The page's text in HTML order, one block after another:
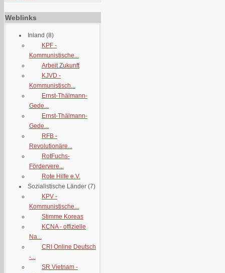
Weblinks
Inland (8)
KPF -
Kommunistische...
Arbeit Zukunft
KJVD -
Kommunistisch...
Ernst-Thälmann-
Gede...
Ernst-Thälmann-
Gede...
RFB -
Revolutionäre...
RotFuchs-
Fördervere...
Rote Hilfe e.V.
Sozialistische Länder (7)
KPV -
Kommunistische...
Stimme Koreas
KCNA - offizielle
Na...
CRI Online Deutsch
-...
SR Vietnam -